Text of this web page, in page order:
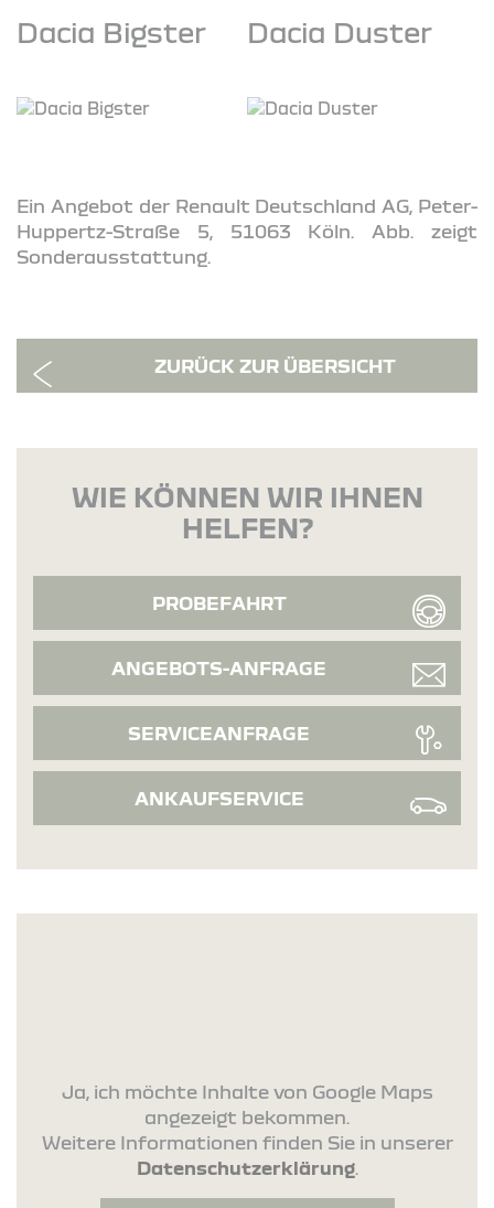
Dacia Bigster Dacia Duster
Ein Angebot der Renault Deutschland AG, Peter-
Huppertz-Straße 5, 51063 Köln. Abb. zeigt
Sonderausstattung.
ZURÜCK ZUR ÜBERSICHT
WIE KÖNNEN WIR IHNEN
HELFEN?
PROBEFAHRT
ANGEBOTS-ANFRAGE
SERVICEANFRAGE
ANKAUFSERVICE
Ja, ich möchte Inhalte von Google Maps
angezeigt bekommen.
Weitere Informationen finden Sie in unserer
Datenschutzerklärung.